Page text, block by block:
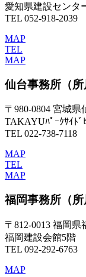
愛知県建設センタ
TEL 052-918-2039
MAP
TEL
MAP
仙台事務所 （
〒980-0804 宮城
TAKAYUﾊﾟｰｸｻｲﾄﾞ
TEL 022-738-7118
MAP
TEL
MAP
福岡事務所 （
〒812-0013 福岡
福岡建設会館5階
TEL 092-292-6763
MAP